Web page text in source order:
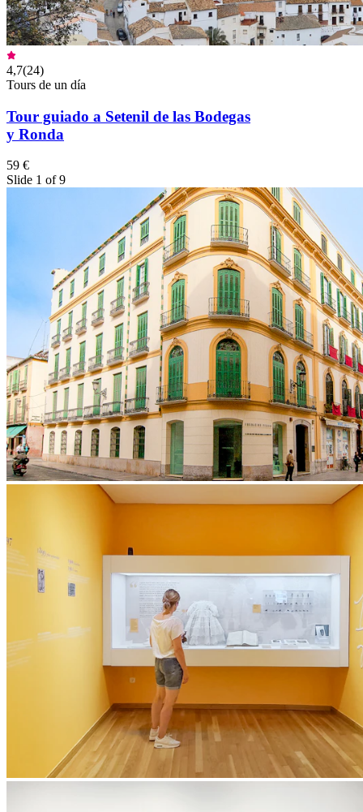
4,7(24)
Tours de un día
Tour guiado a Setenil de las Bodegas
y Ronda
59 €
Slide 1 of 9